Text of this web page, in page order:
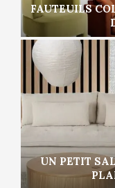
FAUTEUILS
UN PETIT